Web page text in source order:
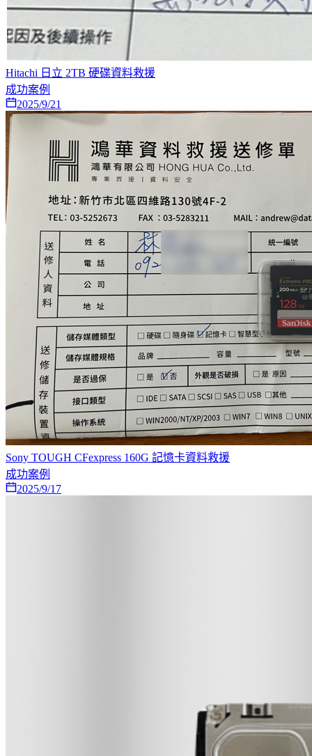
Hitachi 日立 2TB 硬碟資料救援
成功案例
2025/9/21
Sony TOUGH CFexpress 160G 記憶卡資料救援
成功案例
2025/9/17